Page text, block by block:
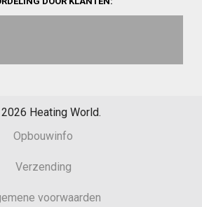
2026 Heating World.
Opbouwinfo
Verzending
voorwaarden